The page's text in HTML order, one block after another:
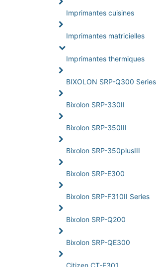
Imprimantes cuisines
Imprimantes matricielles
Imprimantes thermiques
BIXOLON SRP-Q300 Series
Bixolon SRP-330II
Bixolon SRP-350III
Bixolon SRP-350plusIII
Bixolon SRP-E300
Bixolon SRP-F310II Series
Bixolon SRP-Q200
Bixolon SRP-QE300
Citizen CT-E301